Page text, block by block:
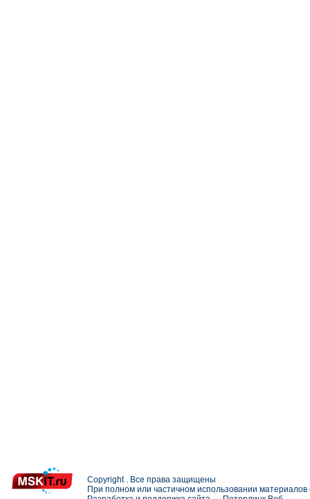
Copyright . Все права защищены
При полном или частичном использовании